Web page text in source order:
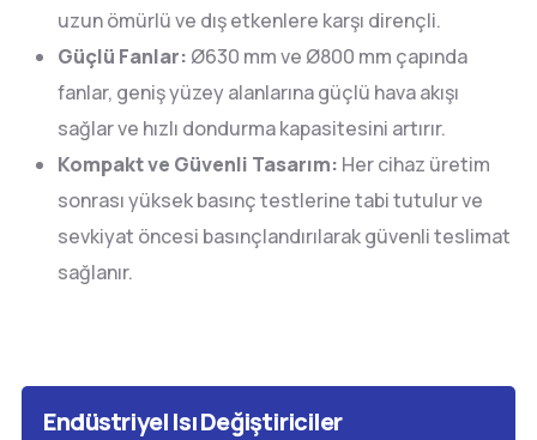
uzun ömürlü ve dış etkenlere karşı dirençli.
Güçlü Fanlar: Ø630 mm ve Ø800 mm çapında
fanlar, geniş yüzey alanlarına güçlü hava akışı
sağlar ve hızlı dondurma kapasitesini artırır.
Kompakt ve Güvenli Tasarım: Her cihaz üretim
sonrası yüksek basınç testlerine tabi tutulur ve
sevkiyat öncesi basınçlandırılarak güvenli teslimat
sağlanır.
Endüstriyel Isı Değiştiriciler